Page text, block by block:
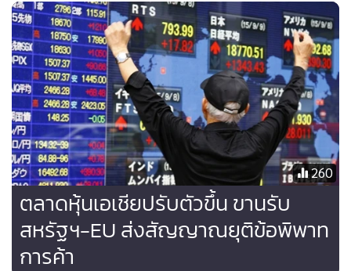
เช่นเดียวกับเหล่าบริษัทรถยนต์ของญี่ปุ่น และเกาหลีใต้
ด้านราคาทองคำในวันพุธ (25 ก.ค.) ปรับขึ้นพอสมควร หลัง
ดอลลาร์อ่อนค่าลง โดยทองคำตลาดโคเม็กซ์ เพิ่มขึ้น 6.30
ดอลลาร์ ปิดที่ 1,231.80 ดอลลาร์ต่อออนซ์
260
ตลาดหุ้นเอเชียปรับตัวขึ้น ขานรับ
สหรัฐฯ-EU ส่งสัญญาณยุติข้อพิพาท
การค้า